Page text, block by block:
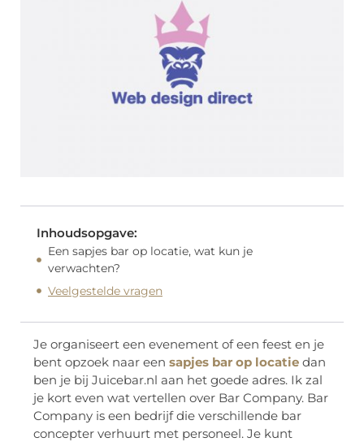
Inhoudsopgave:
Een sapjes bar op locatie, wat kun je
verwachten?
Veelgestelde vragen
Je organiseert een evenement of een feest en je
bent opzoek naar een sapjes bar op locatie dan
ben je bij Juicebar.nl aan het goede adres. Ik zal
je kort even wat vertellen over Bar Company. Bar
Company is een bedrijf die verschillende bar
concepter verhuurt met personeel. Je kunt